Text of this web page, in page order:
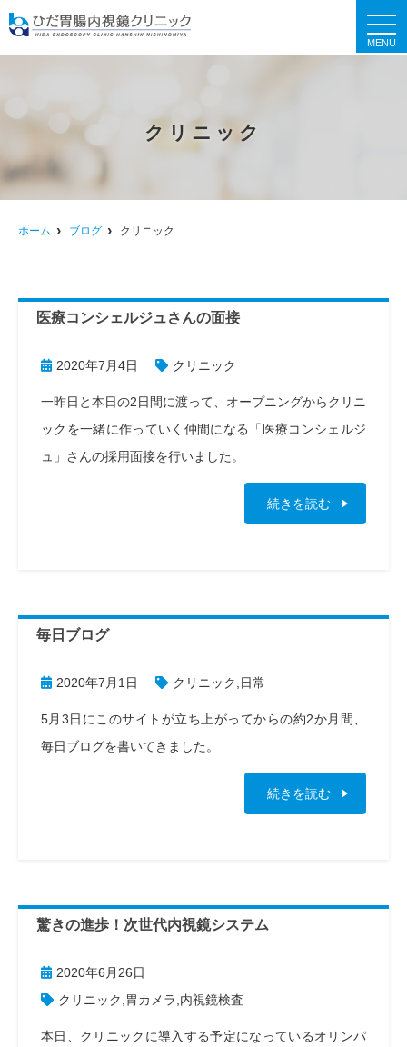
t
o
g
i
クリニック
ホーム ブログ クリニック
医療コンシェルジュさんの面接
2020年7月4日 クリニック
一昨日と本日の2日間に渡って、オープニングからクリニ
ックを一緒に作っていく仲間になる「医療コンシェルジ
ュ」さんの採用面接を行いました。
続きを読む
毎日ブログ
2020年7月1日 クリニック 日常
5月3日にこのサイトが立ち上がってからの約2か月間、
毎日ブログを書いてきました。
続きを読む
驚きの進歩！次世代内視鏡システム
2020年6月26日
クリニック 胃カメラ 内視鏡検査
本日、クリニックに導入する予定になっているオリンパ